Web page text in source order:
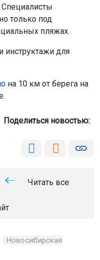
только под
пляжах.
инструктажи для
на 10 км от берега на
Поделиться новостью:
Читать все
Новосибирская